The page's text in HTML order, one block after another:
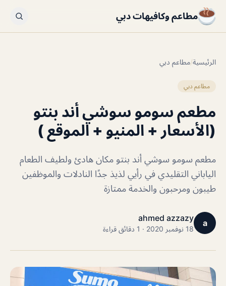
مطاعم وكافيهات دبي
الرئيسية/مطاعم دبي
مطاعم دبي
مطعم سومو سوشي أند بنتو
(الأسعار + المنيو + الموقع )
مطعم سومو سوشي أند بنتو مكان هادئ ولطيف الطعام
الياباني التقليدي في رأيي لذيذ جدًا النادلات والموظفين
طيبون ومرحبون والخدمة ممتازة
a
ahmed azzazy
18 نوفمبر 2020 · 1 دقائق قراءة